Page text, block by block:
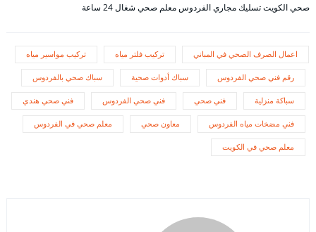
صحي الكويت تسليك مجاري الفردوس معلم صحي شغال 24 ساعة
اعمال الصرف الصحي في المباني تركيب فلتر مياه تركيب مواسير مياه
رقم فني صحي الفردوس سباك أدوات صحية سباك صحي بالفردوس
سباكة منزلية فني صحي فني صحي الفردوس فني صحي هندي
فني مضخات مياه الفردوس معاون صحي معلم صحي في الفردوس
معلم صحي في الكويت